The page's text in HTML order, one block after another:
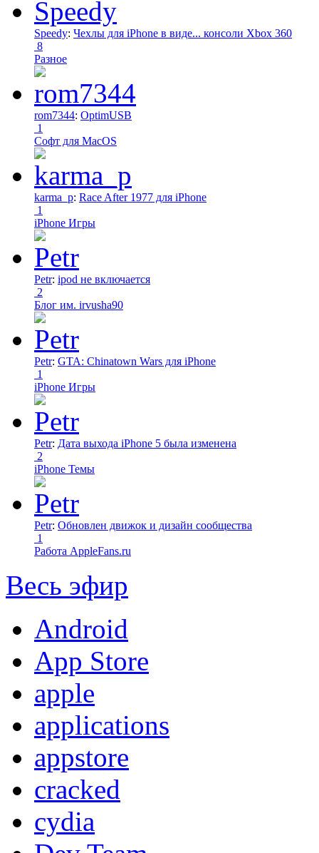
Speedy: Чехлы для iPhone в виде... консоли Xbox 360
8
Разное
rom7344: OptimUSB
1
Софт для MacOS
karma_p: Race After 1977 для iPhone
1
iPhone Игры
Petr: ipod не включается
2
Блог им. irvusha90
Petr: GTA: Chinatown Wars для iPhone
1
iPhone Игры
Petr: Дата выхода iPhone 5 была изменена
2
iPhone Темы
Petr: Обновлен движок и дизайн сообщества
1
Работа AppleFans.ru
Весь эфир
Android
App Store
apple
applications
appstore
cracked
cydia